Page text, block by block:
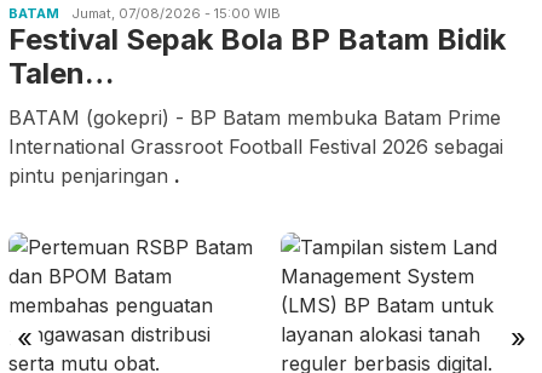
BATAM Jumat, 07/08/2026 - 15:00 WIB
Festival Sepak Bola BP Batam Bidik
Talen…
BATAM (gokepri) - BP Batam membuka Batam Prime
International Grassroot Football Festival 2026 sebagai
pintu penjaringan .
« »